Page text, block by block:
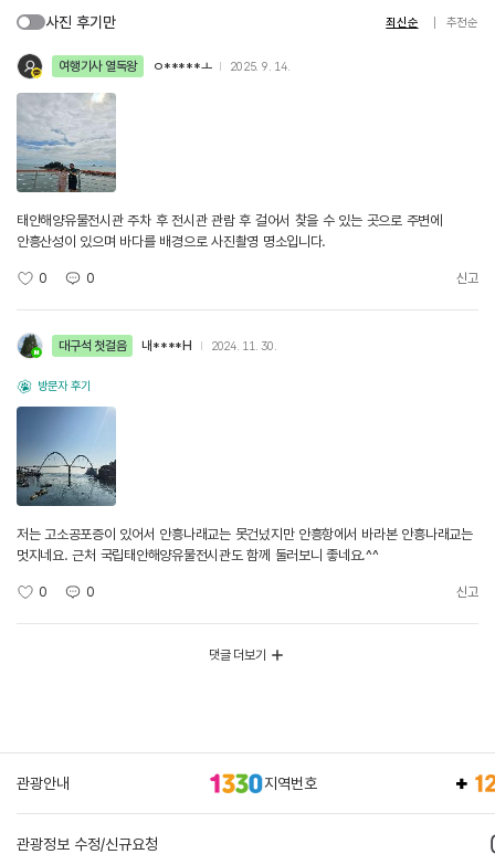
사진 후기만 최신순 추천순
여행기사 열독왕 ㅇ*****ㅗ 2025. 9. 14.
태안해양유물전시관 주차 후 전시관 관람 후 걸어서 찾을 수 있는 곳으로 주변에
안흥산성이 있으며 바다를 배경으로 사진촬영 명소입니다.
0 0 신고
대구석 첫걸음 내****H 2024. 11. 30.
방문자 후기
저는 고소공포증이 있어서 안흥나래교는 못건넜지만 안흥항에서 바라본 안흥나래교는
멋지네요. 근처 국립태안해양유물전시관도 함께 둘러보니 좋네요.^^
0 0 신고
댓글 더보기
관광안내 지역번호
관광정보 수정/신규요청